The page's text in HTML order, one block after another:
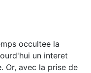
occultee la
un interet
Or, avec la prise de